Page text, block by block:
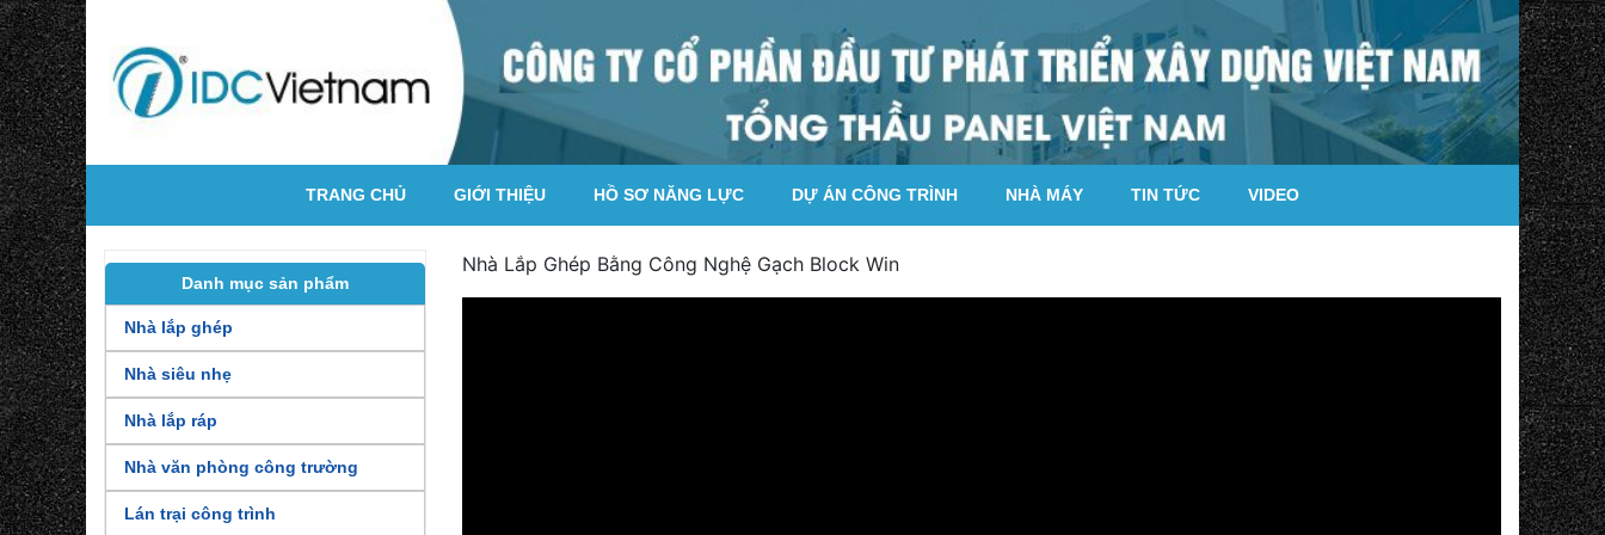
TRANG CHỦ GIỚI THIỆU HỒ SƠ NĂNG LỰC DỰ ÁN CÔNG TRÌNH NHÀ MÁY TIN TỨC VIDEO
Danh mục sản phẩm
Nhà lắp ghép
Nhà siêu nhẹ
Nhà lắp ráp
Nhà văn phòng công trường
Lán trại công trình
Nhà Lắp Ghép Bằng Công Nghệ Gạch Block Win